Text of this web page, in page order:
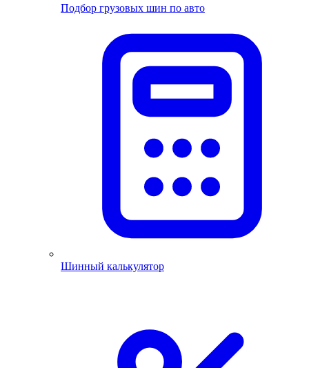
Подбор грузовых шин по авто
Шинный калькулятор